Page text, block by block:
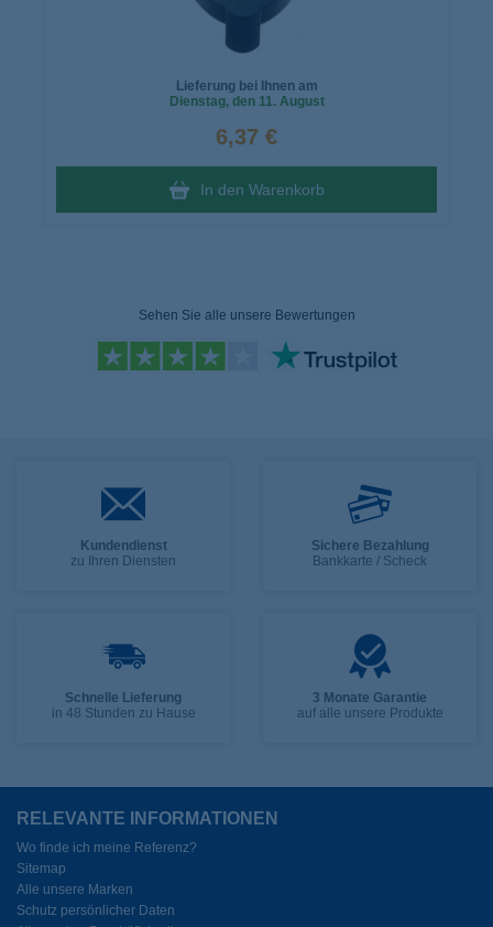
Lieferung bei Ihnen am
Dienstag, den 11. August
6,37 €
In den Warenkorb
Sehen Sie alle unsere Bewertungen
Kundendienst
zu Ihren Diensten
Sichere Bezahlung
Bankkarte / Scheck
Schnelle Lieferung
in 48 Stunden zu Hause
3 Monate Garantie
auf alle unsere Produkte
RELEVANTE INFORMATIONEN
Wo finde ich meine Referenz?
Sitemap
Alle unsere Marken
Schutz persönlicher Daten